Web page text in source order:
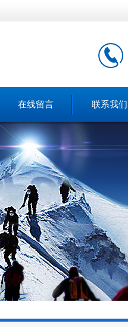
在线留言 联系我们